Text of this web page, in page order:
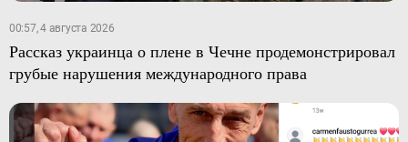
00:57, 4 августа 2026
Рассказ украинца о плене в Чечне продемонстрировал
грубые нарушения международного права